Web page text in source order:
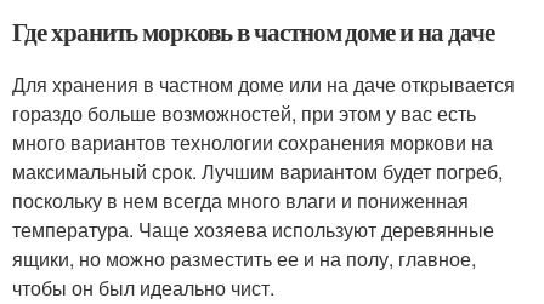
Где хранить морковь в частном доме и на даче
Для хранения в частном доме или на даче открывается
гораздо больше возможностей, при этом у вас есть
много вариантов технологии сохранения моркови на
максимальный срок. Лучшим вариантом будет погреб,
поскольку в нем всегда много влаги и пониженная
температура. Чаще хозяева используют деревянные
ящики, но можно разместить ее и на полу, главное,
чтобы он был идеально чист.